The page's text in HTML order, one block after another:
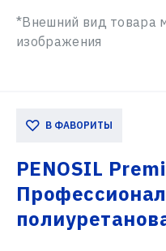
*Внешний вид товара
изображения
В ФАВОРИТЫ
PENOSIL